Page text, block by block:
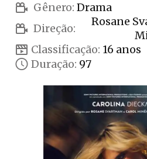
Gênero: Drama
Direção:
Rosane
Classificação: 16 anos
Duração: 97